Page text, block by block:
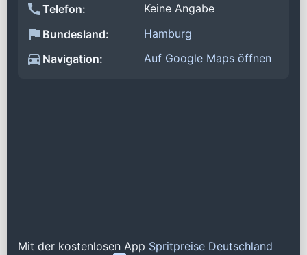
Telefon:
Keine Angabe
Bundesland:
Hamburg
Navigation:
Auf Google Maps öffnen
Mit der kostenlosen App Spritpreise Deutschland